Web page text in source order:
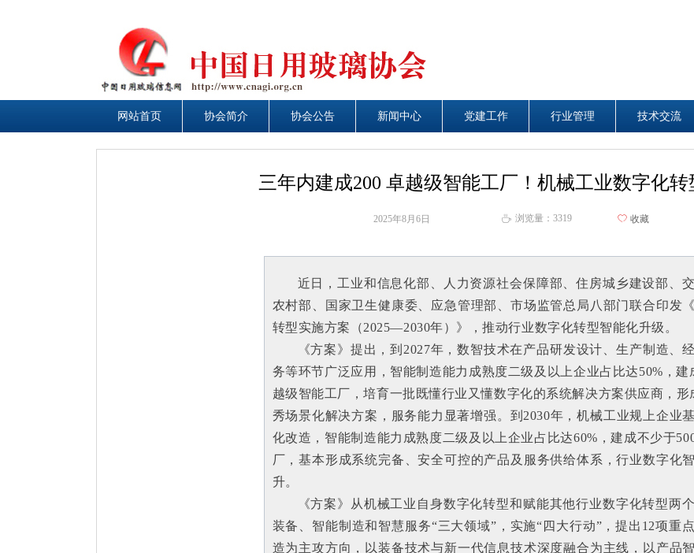
网站首页 协会简介 协会公告 新闻中心 党建工作 行业管理 技术交流
网站首页 协会简介 协会公告 新闻中心 艺术天地 行业管理 技术交流
三年内建成200 卓越级智能工厂！机械工业数字化
近日，工业和信息化部、人力资源社会保障部、住房城乡建设部、
农村部、国家卫生健康委、应急管理部、市场监管总局八部门联合印发
转型实施方案（2025—2030年）》，推动行业数字化转型智能化升级。
《方案》提出，到2027年，数智技术在产品研发设计、生产制造、
务等环节广泛应用，智能制造能力成熟度二级及以上企业占比达50%，建
越级智能工厂，培育一批既懂行业又懂数字化的系统解决方案供应商，形
秀场景化解决方案，服务能力显著增强。到2030年，机械工业规上企业
化改造，智能制造能力成熟度二级及以上企业占比达60%，建成不少于
厂，基本形成系统完备、安全可控的产品及服务供给体系，行业数字化
升。
《方案》从机械工业自身数字化转型和赋能其他行业数字化转型两
装备、智能制造和智慧服务“三大领域”，实施“四大行动”，提出12项重
造为主攻方向，以装备技术与新一代信息技术深度融合为主线，以产品
2025年8月6日 ꄘ 浏览量： 3319 ꄀ 收藏